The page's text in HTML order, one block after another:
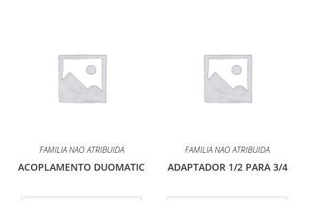
FAMILIA NAO ATRIBUIDA
ACOPLAMENTO DUOMATIC
FAMILIA NAO ATRIBUIDA
ADAPTADOR 1/2 PARA 3/4